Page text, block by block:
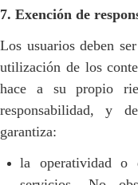
7. Exención de
Los usuarios deben
utilización de los
hace a su propio
responsabilidad, y
garantiza:
la operatividad o